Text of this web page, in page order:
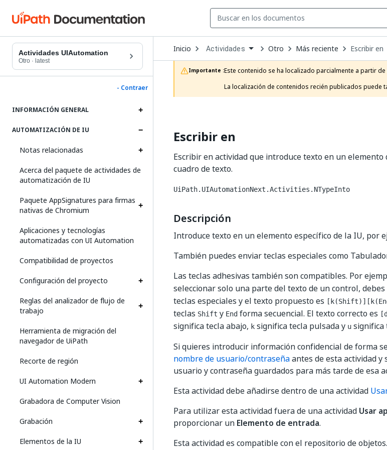
Actividades UIAutomation
Otro · latest
- Contraer
INFORMACIÓN GENERAL
AUTOMATIZACIÓN DE IU
Notas relacionadas
Acerca del paquete de actividades de
automatización de IU
Paquete AppSignatures para firmas
nativas de Chromium
Aplicaciones y tecnologías
automatizadas con UI Automation
Compatibilidad de proyectos
Configuración del proyecto
Reglas del analizador de flujo de
trabajo
Herramienta de migración del
navegador de UiPath
Recorte de región
UI Automation Modern
Grabadora de Computer Vision
Grabación
Elementos de la IU
Inicio Open
Dropdown
to
choose
product
Actividades Otro Más reciente Escribir en
Importante :Este contenido se ha localizado parcialmente a partir
La localización de contenidos recién publicados
Escribir en
Escribir en actividad que introduce texto en un
cuadro de texto.
UiPath.UIAutomationNext.Activities.NTypeInto
Descripción
Introduce texto en un elemento específico de la IU, por
También puedes enviar teclas especiales como
Las teclas adhesivas también son compatibles. Por
seleccionar solo una parte del texto de un control,
teclas especiales y el texto propuesto es
teclas Shift y End forma secuencial. El texto correcto es
significa tecla abajo, k significa tecla pulsada y u significa
Si quieres introducir información confidencial de forma
nombre de usuario/contraseñaantes de esta actividad y
usuario y contraseña guardados para más tarde de esa
Esta actividad debe añadirse dentro de una actividad
Para utilizar esta actividad fuera de una actividad Usar
proporcionar un Elemento de entrada.
Esta actividad es compatible con el repositorio de objetos.